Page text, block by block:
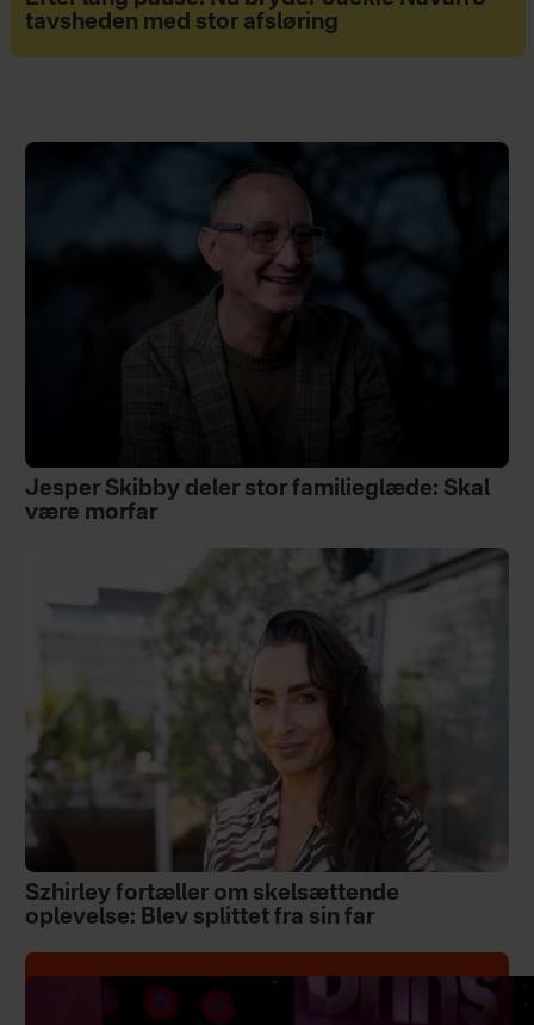
tavsheden med stor afsløring
Jesper Skibby deler stor familieglæde: Skal
være morfar
Szhirley fortæller om skelsættende
oplevelse: Blev splittet fra sin far